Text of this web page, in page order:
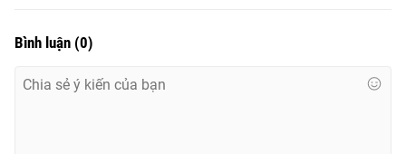
Bình luận (0)